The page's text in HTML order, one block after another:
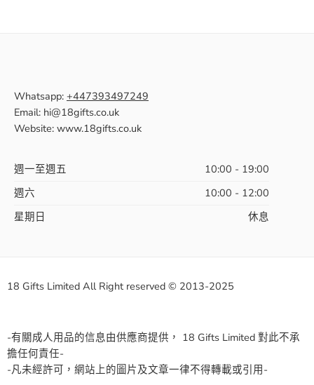
Whatsapp: +447393497249
Email: hi@18gifts.co.uk
Website: www.18gifts.co.uk
週一至週五
10:00 - 19:00
週六
10:00 - 12:00
星期日
休息
18 Gifts Limited All Right reserved © 2013-2025
-有關成人用品的信息由供應商提供， 18 Gifts Limited 對此不承
擔任何責任-
-凡未經許可，網站上的圖片及文章一律不得轉載或引用-